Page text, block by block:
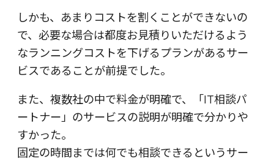
しかも、あまりコストを割くことができないの
で、必要な場合は都度お見積りいただけるよう
なランニングコストを下げるプランがあるサー
ビスであることが前提でした。
また、複数社の中で料金が明確で、「IT相談パ
ートナー」のサービスの説明が明確で分かりや
すかった。
固定の時間までは何でも相談できるというサー